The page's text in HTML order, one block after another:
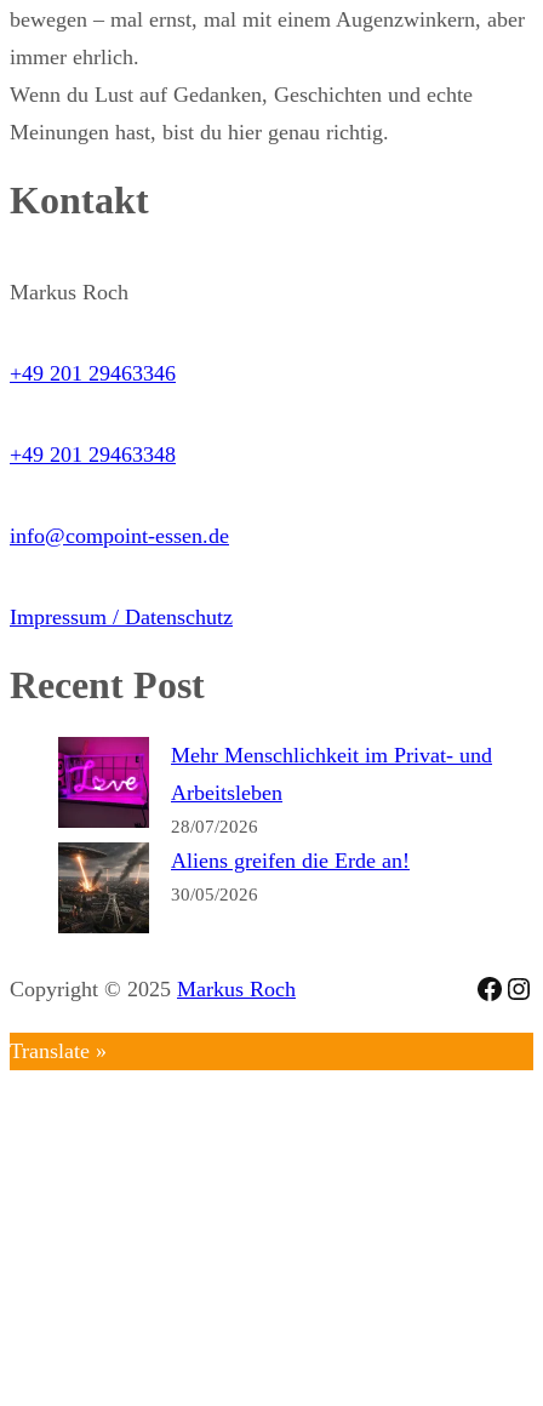
bewegen – mal ernst, mal mit einem Augenzwinkern, aber
immer ehrlich.
Wenn du Lust auf Gedanken, Geschichten und echte
Meinungen hast, bist du hier genau richtig.
Kontakt
Markus Roch
+49 201 29463346
+49 201 29463348
info@compoint-essen.de
Impressum / Datenschutz
Recent Post
Mehr Menschlichkeit im Privat- und
Arbeitsleben
28/07/2026
Aliens greifen die Erde an!
30/05/2026
Copyright © 2025 Markus Roch
Translate »